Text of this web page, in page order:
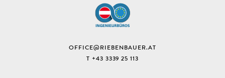
OFFICE@RIEBENBAUER.AT
T +43 3339 25 113